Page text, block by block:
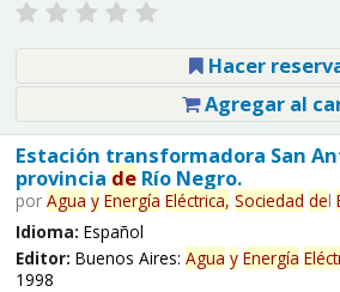
Hacer
Agregar al
Estación transformadora San
provincia deRío Negro.
por Agua y Energía Eléctrica, Sociedad del
Idioma: Español
Editor: Buenos Aires: Agua y Energía
1998